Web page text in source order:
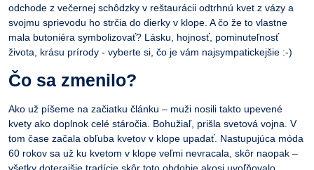
odchode z večernej schôdzky v reštaurácii odtrhnú kvet z vázy a
svojmu sprievodu ho strčia do dierky v klope. A čo že to vlastne
mala butoniéra symbolizovať? Lásku, hojnosť, pominuteľnosť
života, krásu prírody - vyberte si, čo je vám najsympatickejšie :-)
Čo sa zmenilo?
Ako už píšeme na začiatku článku – muži nosili takto upevené
kvety ako doplnok celé stáročia. Bohužiaľ, prišla svetová vojna. V
tom čase začala obľuba kvetov v klope upadať. Nastupujúca móda
60 rokov sa už ku kvetom v klope veľmi nevracala, skôr naopak –